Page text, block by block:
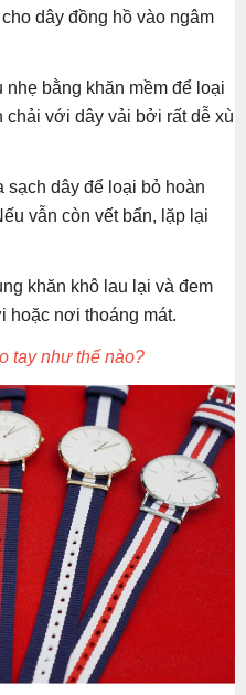
dây đồng hồ vào ngâm
bằng khăn mềm để loại
chải với dây vải bởi rất dễ xù
dây để loại bỏ hoàn
vẫn còn vết bẩn, lặp lại
khăn khô lau lại và đem
hoặc nơi thoáng mát.
tay như thế nào?